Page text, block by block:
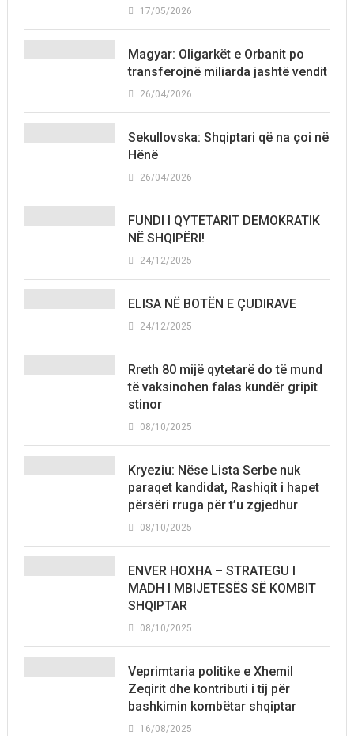
17/05/2026
Magyar: Oligarkët e Orbanit po
transferojnë miliarda jashtë vendit
26/04/2026
Sekullovska: Shqiptari që na çoi në
Hënë
26/04/2026
FUNDI I QYTETARIT DEMOKRATIK
NË SHQIPËRI!
24/12/2025
ELISA NË BOTËN E ÇUDIRAVE
24/12/2025
Rreth 80 mijë qytetarë do të mund
të vaksinohen falas kundër gripit
stinor
08/10/2025
Kryeziu: Nëse Lista Serbe nuk
paraqet kandidat, Rashiqit i hapet
përsëri rruga për t’u zgjedhur
08/10/2025
ENVER HOXHA – STRATEGU I
MADH I MBIJETESËS SË KOMBIT
SHQIPTAR
08/10/2025
Veprimtaria politike e Xhemil
Zeqirit dhe kontributi i tij për
bashkimin kombëtar shqiptar
16/08/2025